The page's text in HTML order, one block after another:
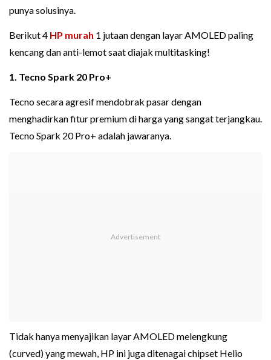
punya solusinya.
Berikut 4 HP murah 1 jutaan dengan layar AMOLED paling
kencang dan anti-lemot saat diajak multitasking!
1. Tecno Spark 20 Pro+
Tecno secara agresif mendobrak pasar dengan
menghadirkan fitur premium di harga yang sangat terjangkau.
Tecno Spark 20 Pro+ adalah jawaranya.
Tidak hanya menyajikan layar AMOLED melengkung
(curved) yang mewah, HP ini juga ditenagai chipset Helio